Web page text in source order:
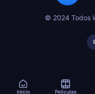
© 2024 Todos
Inicio Películas